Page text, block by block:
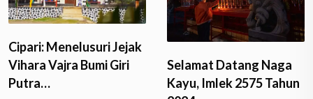
Cipari: Menelusuri Jejak
Vihara Vajra Bumi Giri
Putra…
Selamat Datang Naga
Kayu, Imlek 2575 Tahun